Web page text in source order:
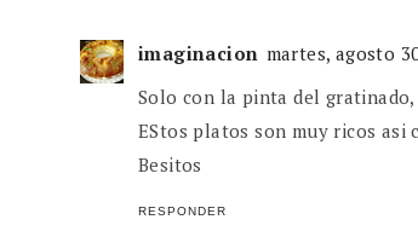
imaginacion martes, agosto
Solo con la pinta del
EStos platos son muy ricos asi
Besitos
RESPONDER